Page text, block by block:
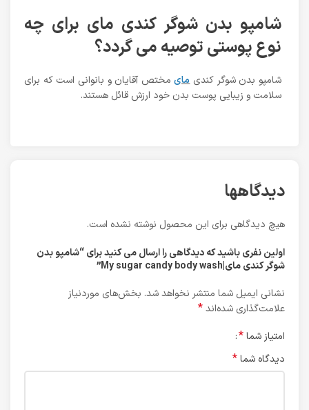
شامپو بدن شوگر کندی مای برای چه
نوع پوستی توصیه می گردد؟
شامپو بدن شوگر کندیمایمختص آقایان و بانوانی است که برای
سلامت و زیبایی پوست بدن خود ارزش قائل هستند.
دیدگاهها
هیچ دیدگاهی برای این محصول نوشته نشده است.
اولین نفری باشید که دیدگاهی را ارسال می کنید برای “شامپو بدن
شوگر کندی مای|My sugar candy body wash”
نشانی ایمیل شما منتشر نخواهد شد. بخش‌های موردنیاز
علامت‌گذاری شده‌اند*
امتیاز شما*
دیدگاه شما*